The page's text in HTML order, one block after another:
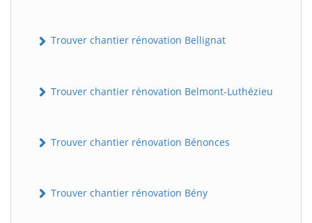
Trouver chantier rénovation Bellignat
Trouver chantier rénovation Belmont-Luthézieu
Trouver chantier rénovation Bénonces
Trouver chantier rénovation Bény